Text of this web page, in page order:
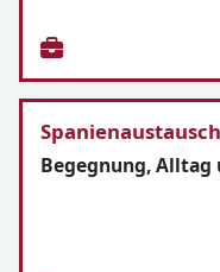
Spanienaustausch
Begegnung, Alltag